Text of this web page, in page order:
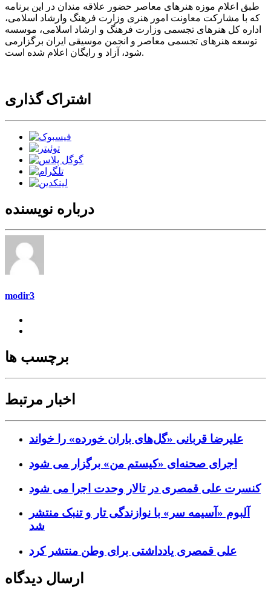
طبق اعلام موزه هنرهای معاصر حضور علاقه مندان در این برنامه
که با مشارکت معاونت امور هنری وزارت فرهنگ وارشاد اسلامی،
اداره کل هنرهای تجسمی وزارت فرهنگ و ارشاد اسلامی، موسسه
توسعه هنرهای تجسمی معاصر و انجمن موسیقی ایران برگزارمی
شود، آزاد و رایگان اعلام شده است.
اشتراک گذاری
درباره نویسنده
modir3
برچسب ها
اخبار مرتبط
علیرضا قربانی «گل‌های باران خورده» را خواند
اجرای صحنه‌ای «کیستم من» برگزار می شود
کنسرت علی قمصری در تالار وحدت اجرا می شود
آلبوم «آسیمه سر» با نوازندگی تار و تنبک منتشر
شد
علی قمصری یادداشتی برای وطن منتشر کرد
ارسال دیدگاه